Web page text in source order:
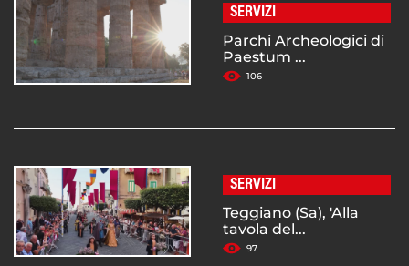
SERVIZI
Parchi Archeologici di
Paestum ...
106
SERVIZI
Teggiano (Sa), 'Alla
tavola del...
97